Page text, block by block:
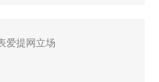
爱提网立场